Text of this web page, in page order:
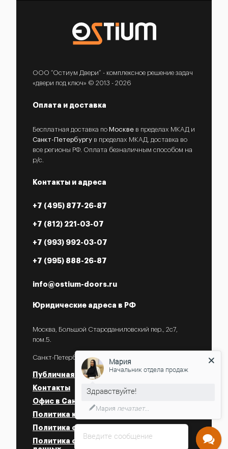
ООО “Остиум Двери” - комплексное решение задач
«двери под ключ» © 2013 - 2026
Оплата и доставка
Бесплатная доставка по Москве в пределах МКАД и
Санкт-Петербургу в пределах МКАД, доставка во
все регионы РФ. Оплата безналичным способом на
р/с.
Контакты и адреса
+7 (495) 877-26-87
+7 (812) 221-03-07
+7 (993) 992-03-07
+7 (995) 888-26-87
info@ostium-doors.ru
Юридические адреса в РФ
Москва, Большой Староданиловский пер., 2с7,
пом.5.
Санкт-Петербург, ул. Некрасова, 18.
Публичная оферта
Контакты
Офис в Санкт-Петербурге
Политика конфиденциальности
Политика об использовании Cookies
Политика об обработки персональных
Введите сообщение
Мария
Начальник отдела продаж
Мария печатает...